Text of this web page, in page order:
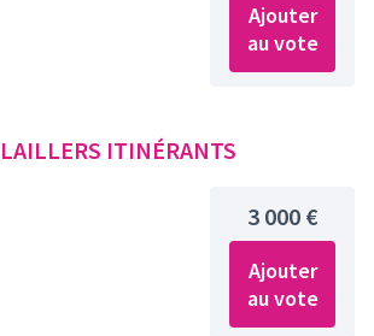
Ajouter
au vote
ITINÉRANTS
3 000 €
Ajouter
au vote